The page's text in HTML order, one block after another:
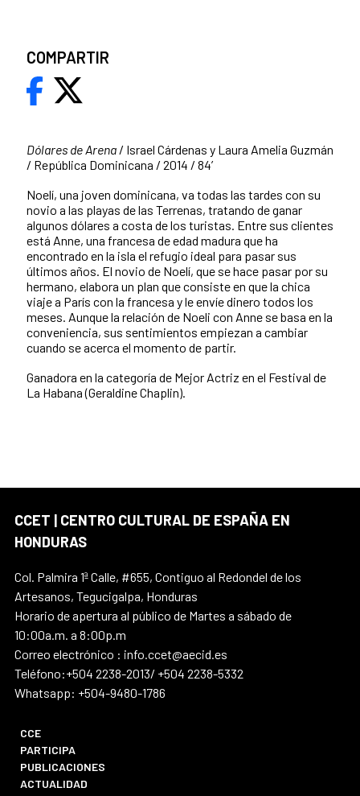
Dólares de Arena / Israel Cárdenas y Laura Amelia Guzmán
/ República Dominicana / 2014 / 84’
Noelí, una joven dominicana, va todas las tardes con su
novio a las playas de las Terrenas, tratando de ganar
algunos dólares a costa de los turistas. Entre sus clientes
está Anne, una francesa de edad madura que ha
encontrado en la isla el refugio ideal para pasar sus
últimos años. El novio de Noelí, que se hace pasar por su
hermano, elabora un plan que consiste en que la chica
viaje a París con la francesa y le envíe dinero todos los
meses. Aunque la relación de Noeli con Anne se basa en la
conveniencia, sus sentimientos empiezan a cambiar
cuando se acerca el momento de partir.
Ganadora en la categoría de Mejor Actriz en el Festival de
La Habana (Geraldine Chaplin).
COMPARTIR
CCET | CENTRO CULTURAL DE ESPAÑA EN
HONDURAS
Col. Palmira 1ª Calle, #655, Contiguo al Redondel de los
Artesanos, Tegucigalpa, Honduras
Horario de apertura al público de Martes a sábado de
10:00a.m. a 8:00p.m
Correo electrónico : info.ccet@aecid.es
Teléfono:+504 2238-2013/ +504 2238-5332
Whatsapp: +504-9480-1786
CCE
PARTICIPA
PUBLICACIONES
ACTUALIDAD